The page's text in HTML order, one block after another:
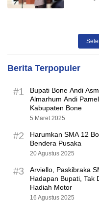
Berita Terpopuler
#1
Bupati Bone Andi
Almarhum Andi
Kabupaten Bone
5 Maret 2025
#2
Harumkan SMA 12
Bendera Pusaka
20 Agustus 2025
#3
Arviello, Paskibraka
Hadapan Bupati, Tak
Hadiah Motor
16 Agustus 2025